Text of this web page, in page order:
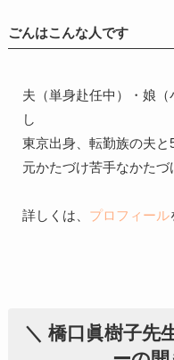
ごんはこんな人です
夫（単身赴任中）・娘
し
東京出身、転勤族の夫と
元かたづけ苦手なかたづ
詳しくは、 プロフィール
＼ 橋口眞樹子先